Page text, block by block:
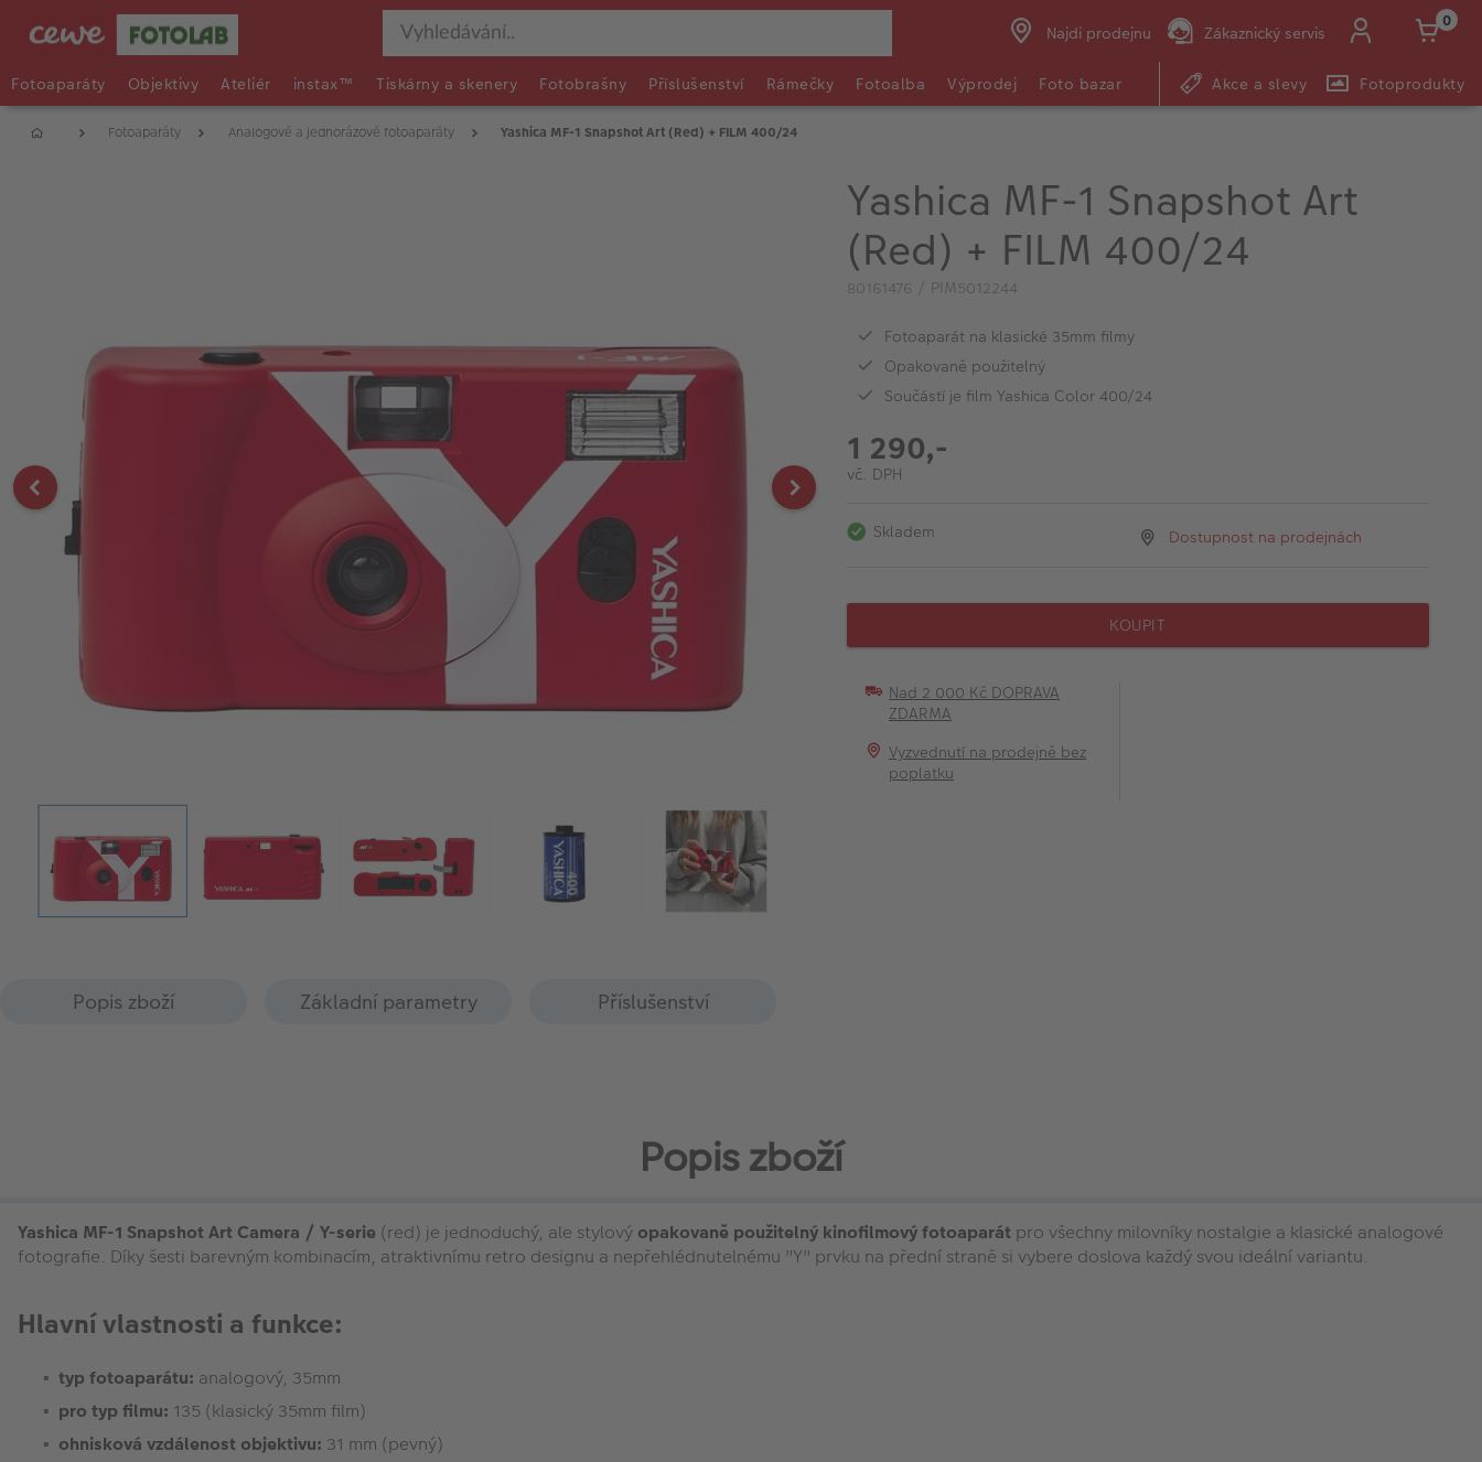
Najdi prodejnu Zákaznický servis
0
Fotoaparáty Objektivy Ateliér instax™ Tiskárny a skenery Fotobrašny Příslušenství Rámečky Fotoalba Výprodej Foto bazar Akce a slevy Fotoprodukty
Fotoaparáty Analogové a jednorázové fotoaparáty Yashica MF-1 Snapshot Art (Red) + FILM 400/24
Yashica MF-1 Snapshot Art
(Red) + FILM 400/24
80161476 / PIM5012244
Fotoaparát na klasické 35mm filmy
Opakovaně použitelný
Součástí je film Yashica Color 400/24
1 290,-
vč. DPH
Skladem Dostupnost na prodejnách
KOUPIT
Nad 2 000 Kč DOPRAVA
ZDARMA
Vyzvednutí na prodejně bez
poplatku
Popis zboží Základní parametry Příslušenství
Popis zboží
Yashica MF-1 Snapshot Art Camera / Y-serie (red) je jednoduchý, ale stylový opakovaně použitelný kinofilmový fotoaparát pro všechny milovníky nostalgie a klasické analogové
fotografie. Díky šesti barevným kombinacím, atraktivnímu retro designu a nepřehlédnutelnému "Y" prvku na přední straně si vybere doslova každý svou ideální variantu.
Hlavní vlastnosti a funkce:
typ fotoaparátu: analogový, 35mm
pro typ filmu: 135 (klasický 35mm film)
ohnisková vzdálenost objektivu: 31 mm (pevný)